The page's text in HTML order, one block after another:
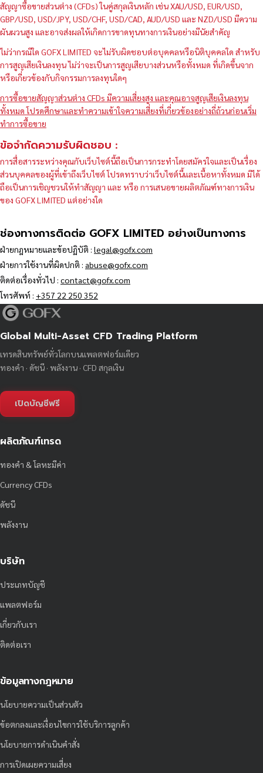
สัญญาซื้อขายส่วนต่าง (CFDs) ในคู่สกุลเงินหลัก เช่น XAU/USD, EUR/USD,
GBP/USD, USD/JPY, USD/CHF, USD/CAD, AUD/USD และ NZD/USD มีความ
ผันผวนสูง และอาจส่งผลให้เกิดการขาดทุนทางการเงินอย่างมีนัยสำคัญ
ไม่ว่ากรณีใด GOFX LIMITED จะไม่รับผิดชอบต่อบุคคลหรือนิติบุคคลใด สำหรับ
การสูญเสียเงินลงทุน ไม่ว่าจะเป็นการสูญเสียบางส่วนหรือทั้งหมด ที่เกิดขึ้นจาก
หรือเกี่ยวข้องกับกิจกรรมการลงทุนใดๆ
การซื้อขายสัญญาส่วนต่าง CFDs มีความเสี่ยงสูง และคุณอาจสูญเสียเงินลงทุน
ทั้งหมด โปรดศึกษาและทำความเข้าใจความเสี่ยงที่เกี่ยวข้องอย่างถี่ถ้วนก่อนเริ่ม
ทำการซื้อขาย
ข้อจำกัดความรับผิดชอบ :
การสื่อสารระหว่างคุณกับเว็บไซต์นี้ถือเป็นการกระทำโดยสมัครใจและเป็นเรื่อง
ส่วนบุคคลของผู้ที่เข้าถึงเว็บไซต์ โปรดทราบว่าเว็บไซต์นี้และเนื้อหาทั้งหมด มิได้
ถือเป็นการเชิญชวนให้ทำสัญญา และ หรือ การเสนอขายผลิตภัณฑ์ทางการเงิน
ของ GOFX LIMITED แต่อย่างใด
ช่องทางการติดต่อ GOFX LIMITED อย่างเป็นทางการ
ฝ่ายกฎหมายและข้อปฏิบัติ : legal@gofx.com
ฝ่ายการใช้งานที่ผิดปกติ : abuse@gofx.com
ติดต่อเรื่องทั่วไป : contact@gofx.com
โทรศัพท์ : +357 22 250 352
Global Multi-Asset CFD Trading Platform
เทรดสินทรัพย์ทั่วโลกบนแพลตฟอร์มเดียว
ทองคำ · ดัชนี · พลังงาน · CFD สกุลเงิน
เปิดบัญชีฟรี
ผลิตภัณฑ์เทรด
ทองคำ & โลหะมีค่า
Currency CFDs
ดัชนี
พลังงาน
บริษัท
ประเภทบัญชี
แพลตฟอร์ม
เกี่ยวกับเรา
ติดต่อเรา
ข้อมูลทางกฎหมาย
นโยบายความเป็นส่วนตัว
ข้อตกลงและเงื่อนไขการใช้บริการลูกค้า
นโยบายการดำเนินคำสั่ง
การเปิดเผยความเสี่ยง